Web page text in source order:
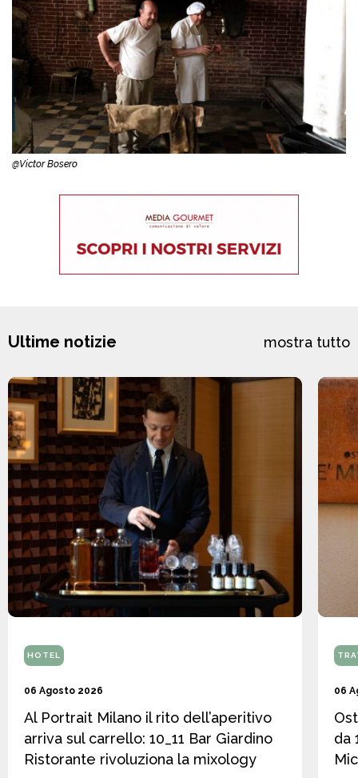
@Victor Bosero
Ultime notizie mostra tutto
HOTEL
06 Agosto 2026
Al Portrait Milano il rito dell’aperitivo
arriva sul carrello: 10_11 Bar Giardino
Ristorante rivoluziona la mixology
06
da